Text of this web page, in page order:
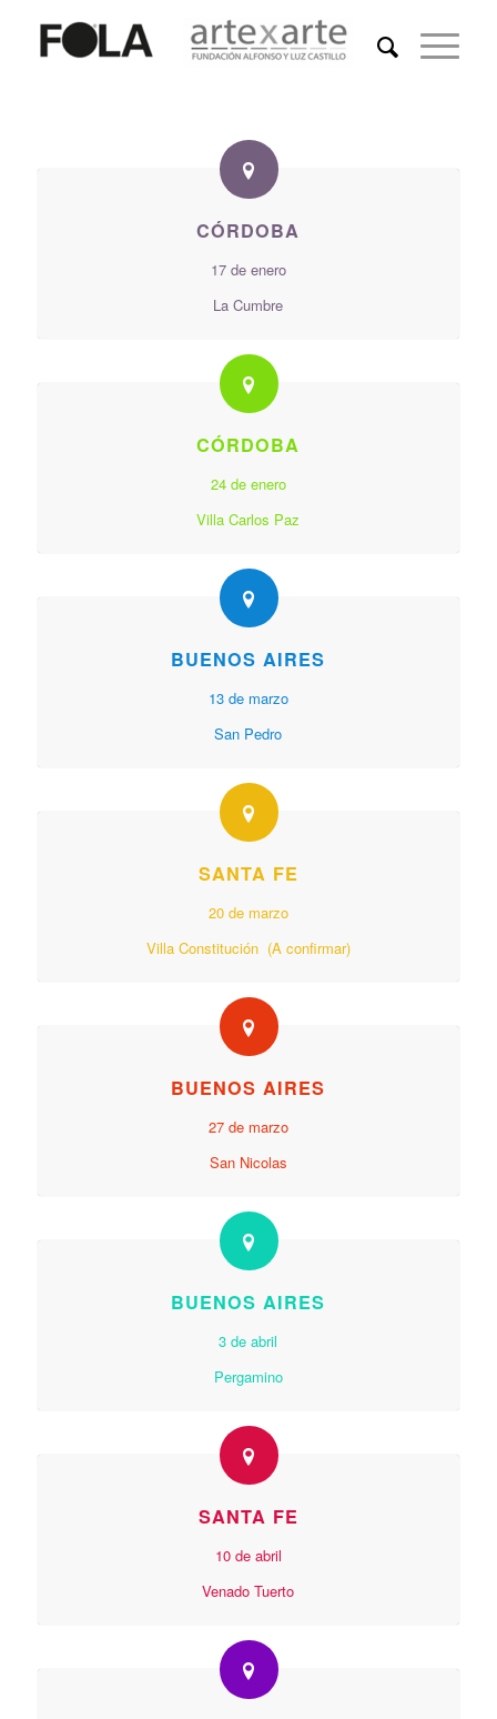
CÓRDOBA
17 de enero
La Cumbre
CÓRDOBA
24 de enero
Villa Carlos Paz
BUENOS AIRES
13 de marzo
San Pedro
SANTA FE
20 de marzo
Villa Constitución (A confirmar)
BUENOS AIRES
27 de marzo
San Nicolas
BUENOS AIRES
3 de abril
Pergamino
SANTA FE
10 de abril
Venado Tuerto